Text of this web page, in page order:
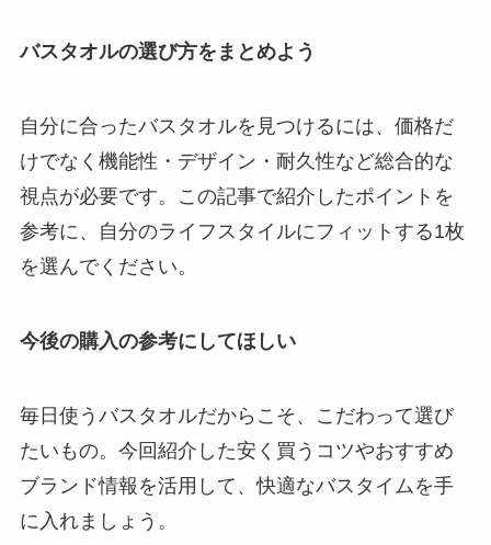
バスタオルの選び方をまとめよう
自分に合ったバスタオルを見つけるには、価格だ
けでなく機能性・デザイン・耐久性など総合的な
視点が必要です。この記事で紹介したポイントを
参考に、自分のライフスタイルにフィットする1枚
を選んでください。
今後の購入の参考にしてほしい
毎日使うバスタオルだからこそ、こだわって選び
たいもの。今回紹介した安く買うコツやおすすめ
ブランド情報を活用して、快適なバスタイムを手
に入れましょう。